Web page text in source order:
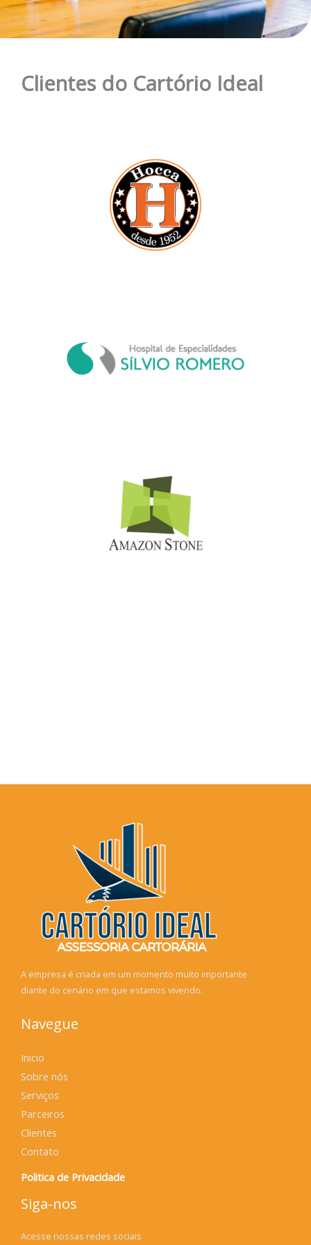
Clientes do Cartório Ideal
A empresa é criada em um momento muito importante
diante do cenário em que estamos vivendo.
Navegue
Inicio
Sobre nós
Serviços
Parceiros
Clientes
Contato
Politica de Privacidade
Siga-nos
Acesse nossas redes sociais